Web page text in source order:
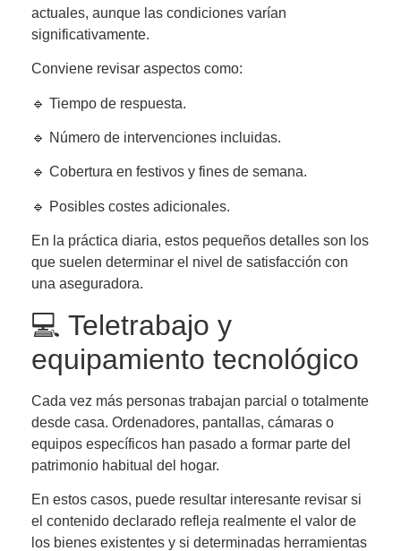
actuales, aunque las condiciones varían
significativamente.
Conviene revisar aspectos como:
🔹 Tiempo de respuesta.
🔹 Número de intervenciones incluidas.
🔹 Cobertura en festivos y fines de semana.
🔹 Posibles costes adicionales.
En la práctica diaria, estos pequeños detalles son los
que suelen determinar el nivel de satisfacción con
una aseguradora.
💻 Teletrabajo y
equipamiento tecnológico
Cada vez más personas trabajan parcial o totalmente
desde casa. Ordenadores, pantallas, cámaras o
equipos específicos han pasado a formar parte del
patrimonio habitual del hogar.
En estos casos, puede resultar interesante revisar si
el contenido declarado refleja realmente el valor de
los bienes existentes y si determinadas herramientas